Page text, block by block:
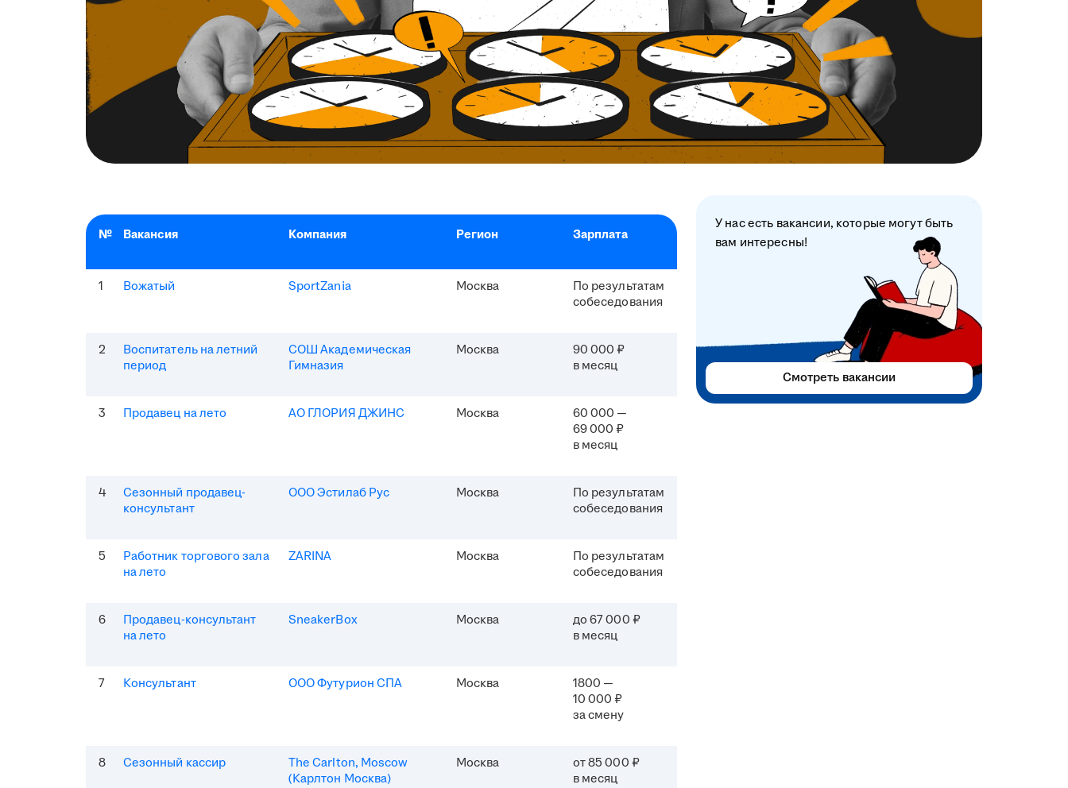
№ Вакансия Компания Регион Зарплата
1 Вожатый SportZania Москва
По результатам
собеседования
2
Воспитатель на летний
период
СОШ Академическая
Гимназия
Москва
90 000 ₽
в месяц
3 Продавец на лето АО ГЛОРИЯ ДЖИНС Москва
60 000 —
69 000 ₽
в месяц
4
Сезонный продавец-
консультант
ООО Эстилаб Рус Москва
По результатам
собеседования
5
Работник торгового зала
на лето
ZARINA Москва
По результатам
собеседования
6
Продавец-консультант
на лето
SneakerBox Москва
до 67 000 ₽
в месяц
7 Консультант ООО Футурион СПА Москва
1800 —
10 000 ₽
за смену
8 Сезонный кассир
The Carlton, Moscow
(Карлтон Москва)
Москва
от 85 000 ₽
в месяц
У нас есть вакансии, которые могут быть
вам интересны!
Смотреть вакансии